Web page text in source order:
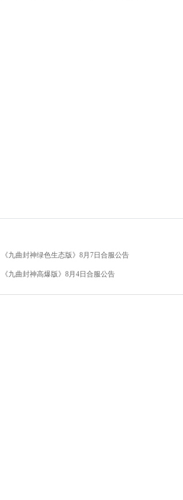
《九曲封神绿色生态版》8月7日合服公告
《九曲封神高爆版》8月4日合服公告